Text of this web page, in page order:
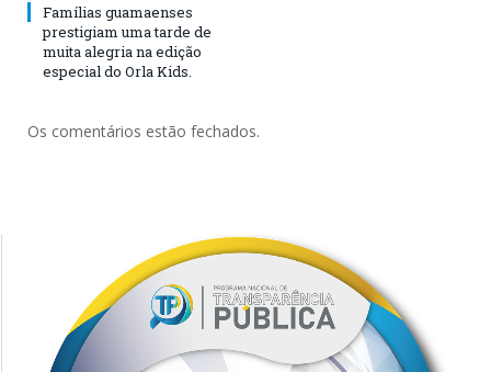
Famílias guamaenses
prestigiam uma tarde de
muita alegria na edição
especial do Orla Kids.
Os comentários estão fechados.